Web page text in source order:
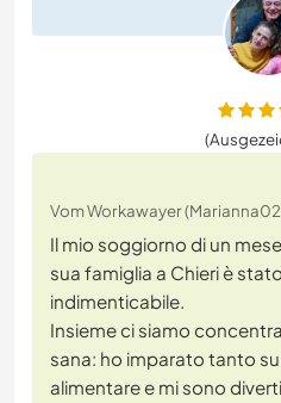
Vom Workawayer
Il mio soggiorno di un
sua famiglia a Chieri è
indimenticabile.
​Insieme ci siamo
sana: ho imparato tanto
alimentare e mi sono